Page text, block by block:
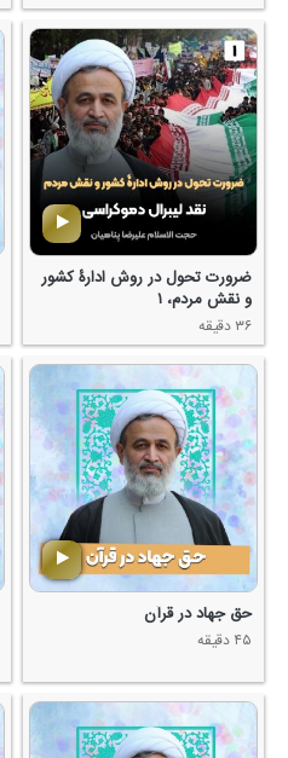
ضرورت تحول در روش ادارۀ كشور
و نقش مردم، ۱
۳۶ دقیقه
حق جهاد در قرآن
۴۵ دقیقه